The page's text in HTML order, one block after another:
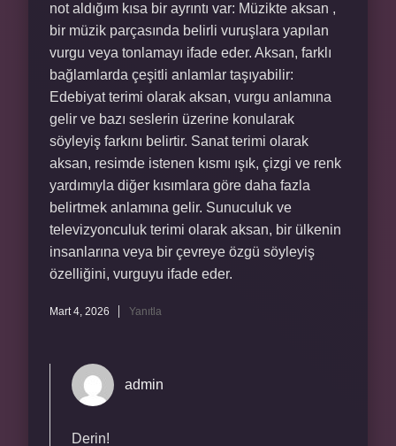
not aldığım kısa bir ayrıntı var: Müzikte aksan ,
bir müzik parçasında belirli vuruşlara yapılan
vurgu veya tonlamayı ifade eder. Aksan, farklı
bağlamlarda çeşitli anlamlar taşıyabilir:
Edebiyat terimi olarak aksan, vurgu anlamına
gelir ve bazı seslerin üzerine konularak
söyleyiş farkını belirtir. Sanat terimi olarak
aksan, resimde istenen kısmı ışık, çizgi ve renk
yardımıyla diğer kısımlara göre daha fazla
belirtmek anlamına gelir. Sunuculuk ve
televizyonculuk terimi olarak aksan, bir ülkenin
insanlarına veya bir çevreye özgü söyleyiş
özelliğini, vurguyu ifade eder.
Mart 4, 2026 Yanıtla
admin
Derin!